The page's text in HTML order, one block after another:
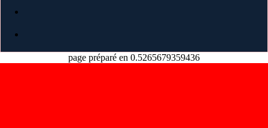
page préparé en 0.5265679359436